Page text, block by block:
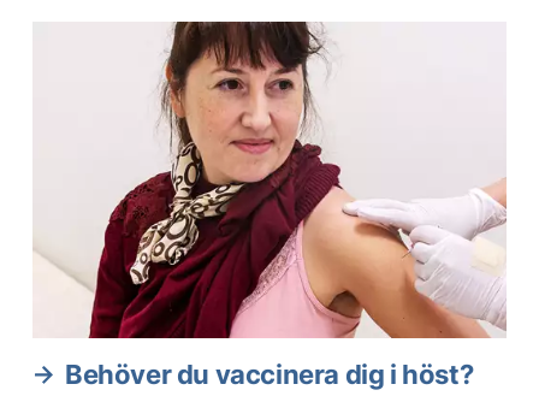
Aktuella artiklar
Behöver du vaccinera dig i höst?